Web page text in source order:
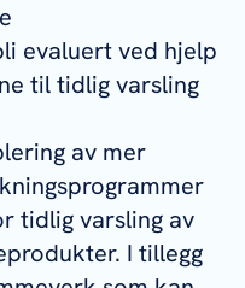
evaluert ved hjelp
til tidlig varsling
av mer
tidlig varsling av
I tillegg